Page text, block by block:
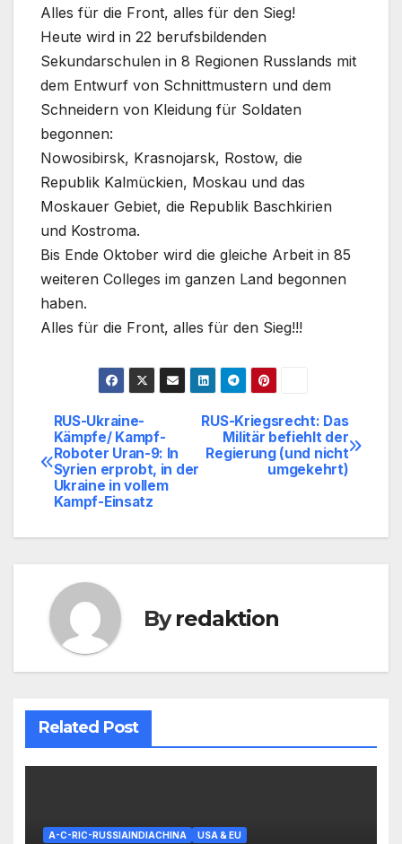
Alles für die Front, alles für den Sieg!
Heute wird in 22 berufsbildenden
Sekundarschulen in 8 Regionen Russlands mit
dem Entwurf von Schnittmustern und dem
Schneidern von Kleidung für Soldaten
begonnen:
Nowosibirsk, Krasnojarsk, Rostow, die
Republik Kalmückien, Moskau und das
Moskauer Gebiet, die Republik Baschkirien
und Kostroma.
Bis Ende Oktober wird die gleiche Arbeit in 85
weiteren Colleges im ganzen Land begonnen
haben.
Alles für die Front, alles für den Sieg!!!
Beitragsnavigation
RUS-Kriegsrecht: Das
Militär befiehlt der
Regierung (und nicht
umgekehrt)
RUS-Ukraine-
Kämpfe/ Kampf-
Roboter Uran-9: In
Syrien erprobt, in der
Ukraine in vollem
Kampf-Einsatz
Byredaktion
Related Post
A-C-RIC-RUSSIAINDIACHINA USA & EU